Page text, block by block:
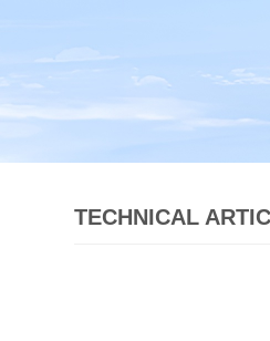
TECHNICAL